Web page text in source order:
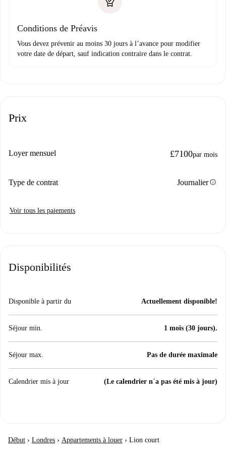
Conditions de Préavis
Vous devez prévenir au moins 30 jours à l’avance pour modifier
votre date de départ, sauf indication contraire dans le contrat.
Prix
Loyer mensuel £7100par mois
Type de contrat Journalierinfo
Voir tous les paiements
Disponibilités
Disponible à partir du Actuellement disponible!
Séjour min. 1 mois (30 jours).
Séjour max. Pas de durée maximale
Calendrier mis à jour (Le calendrier n´a pas été mis à jour)
Début › Londres › Appartements à louer › Lion court